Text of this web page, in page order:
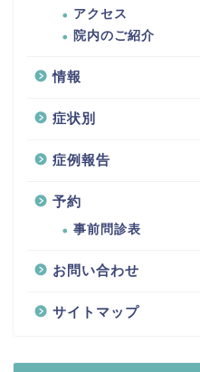
アクセス
院内のご紹介
情報
症状別
症例報告
予約
事前問診表
お問い合わせ
サイトマップ